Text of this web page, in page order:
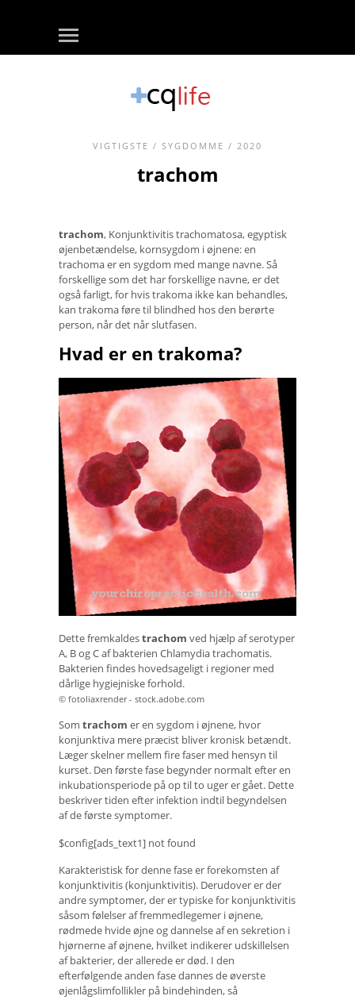
VIGTIGSTE / SYGDOMME / 2020
trachom
trachom, Konjunktivitis trachomatosa, egyptisk
øjenbetændelse, kornsygdom i øjnene: en
trachoma er en sygdom med mange navne. Så
forskellige som det har forskellige navne, er det
også farligt, for hvis trakoma ikke kan behandles,
kan trakoma føre til blindhed hos den berørte
person, når det når slutfasen.
Hvad er en trakoma?
Dette fremkaldestrachom ved hjælp af serotyper
A, B og C af bakterien Chlamydia trachomatis.
Bakterien findes hovedsageligt i regioner med
dårlige hygiejniske forhold.
© fotoliaxrender - stock.adobe.com
Som trachom er en sygdom i øjnene, hvor
konjunktiva mere præcist bliver kronisk betændt.
Læger skelner mellem fire faser med hensyn til
kurset. Den første fase begynder normalt efter en
inkubationsperiode på op til to uger er gået. Dette
beskriver tiden efter infektion indtil begyndelsen
af ​​de første symptomer.
$config[ads_text1] not found
Karakteristisk for denne fase er forekomsten af ​​
konjunktivitis (konjunktivitis). Derudover er der
andre symptomer, der er typiske for konjunktivitis
såsom følelser af fremmedlegemer i øjnene,
rødmede hvide øjne og dannelse af en sekretion i
hjørnerne af øjnene, hvilket indikerer udskillelsen
af ​​bakterier, der allerede er død. I den
efterfølgende anden fase dannes de øverste
øjenlågslimfollikler på bindehinden, så